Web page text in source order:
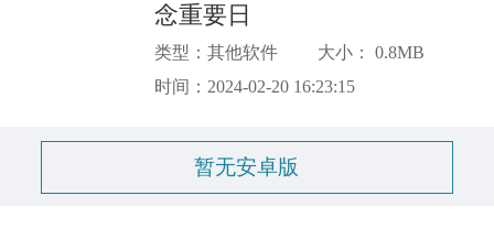
念重要日
类型：其他软件
大小： 0.8MB
时间：2024-02-20 16:23:15
暂无安卓版